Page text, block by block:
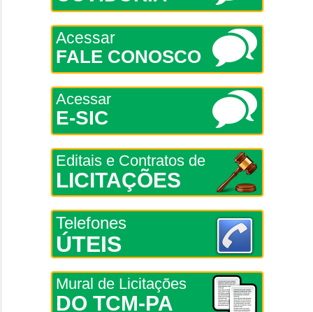
Acessar
FALE CONOSCO
Acessar
E-SIC
Editais e Contratos de
LICITAÇÕES
Telefones
ÚTEIS
Mural de Licitações
DO TCM-PA